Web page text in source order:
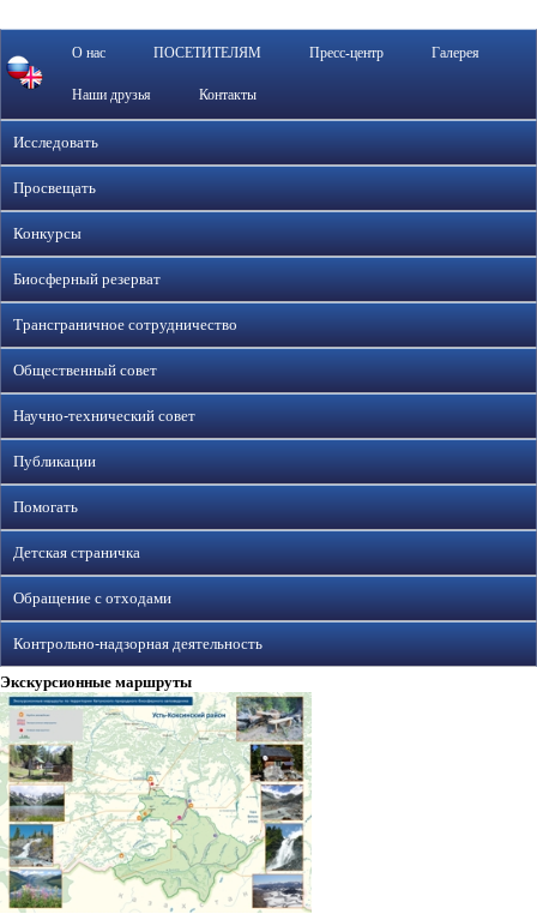
О нас ПОСЕТИТЕЛЯМ Пресс-центр Галерея
Наши друзья Контакты
Исследовать
Просвещать
Конкурсы
Биосферный резерват
Трансграничное сотрудничество
Общественный совет
Научно-технический совет
Публикации
Помогать
Детская страничка
Обращение с отходами
Контрольно-надзорная деятельность
Экскурсионные маршруты